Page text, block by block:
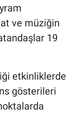
ve müziğin
19
etkinliklerde
gösterileri